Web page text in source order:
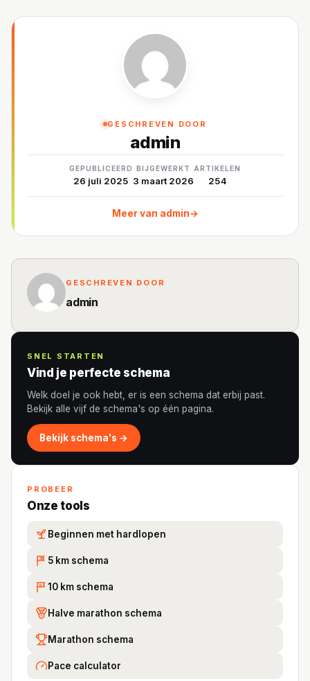
GESCHREVEN DOOR
admin
GEPUBLICEERD
26 juli 2025
BIJGEWERKT
3 maart 2026
ARTIKELEN
254
Meer van admin→
GESCHREVEN DOOR
admin
SNEL STARTEN
Vind je perfecte schema
Welk doel je ook hebt, er is een schema dat erbij past.
Bekijk alle vijf de schema's op één pagina.
Bekijk schema's →
PROBEER
Onze tools
Beginnen met hardlopen
5K 5 km schema
10 10 km schema
Halve marathon schema
Marathon schema
Pace calculator